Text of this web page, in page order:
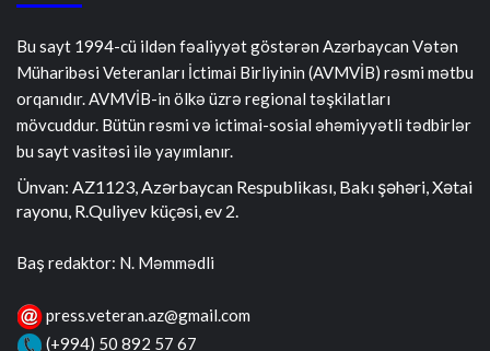
Bu sayt 1994-cü ildən fəaliyyət göstərən Azərbaycan Vətən
Müharibəsi Veteranları İctimai Birliyinin (AVMVİB) rəsmi mətbu
orqanıdır. AVMVİB-in ölkə üzrə regional təşkilatları
mövcuddur. Bütün rəsmi və ictimai-sosial əhəmiyyətli tədbirlər
bu sayt vasitəsi ilə yayımlanır.
Ünvan: AZ1123, Azərbaycan Respublikası, Bakı şəhəri, Xətai
rayonu, R.Quliyev küçəsi, ev 2.
Baş redaktor: N. Məmmədli
press.veteran.az@gmail.com
(+994) 50 892 57 67